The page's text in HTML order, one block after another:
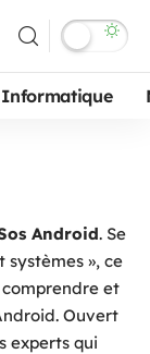
Informatique
Android. Se
», ce
et
Ouvert
experts qui